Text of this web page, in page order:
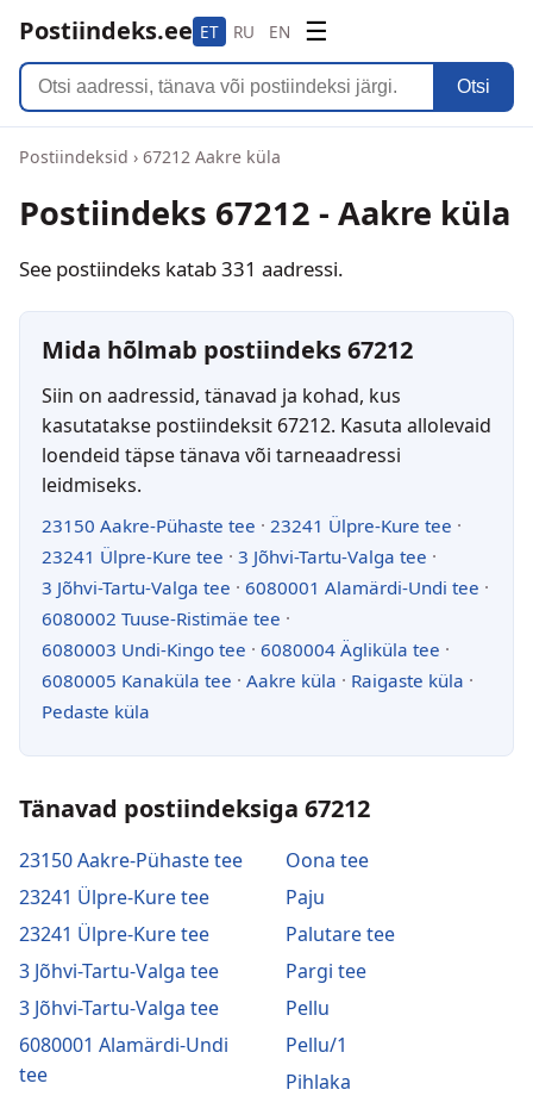
Postiindeks.ee ET RU EN ☰
Otsi
Postiindeksid › 67212 Aakre küla
Postiindeks 67212 - Aakre küla
See postiindeks katab 331 aadressi.
Mida hõlmab postiindeks 67212
Siin on aadressid, tänavad ja kohad, kus
kasutatakse postiindeksit 67212. Kasuta allolevaid
loendeid täpse tänava või tarneaadressi
leidmiseks.
23150 Aakre-Pühaste tee · 23241 Ülpre-Kure tee ·
23241 Ülpre-Kure tee · 3 Jõhvi-Tartu-Valga tee ·
3 Jõhvi-Tartu-Valga tee · 6080001 Alamärdi-Undi tee ·
6080002 Tuuse-Ristimäe tee ·
6080003 Undi-Kingo tee · 6080004 Ägliküla tee ·
6080005 Kanaküla tee · Aakre küla · Raigaste küla ·
Pedaste küla
Tänavad postiindeksiga 67212
23150 Aakre-Pühaste tee
23241 Ülpre-Kure tee
23241 Ülpre-Kure tee
3 Jõhvi-Tartu-Valga tee
3 Jõhvi-Tartu-Valga tee
6080001 Alamärdi-Undi
tee
Oona tee
Paju
Palutare tee
Pargi tee
Pellu
Pellu/1
Pihlaka